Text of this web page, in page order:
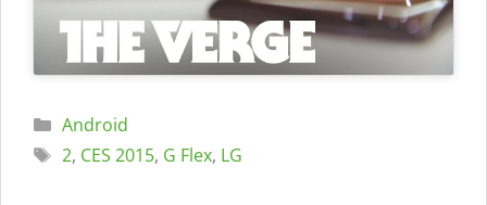
Categorie
Android
Tag
2, CES 2015, G Flex, LG